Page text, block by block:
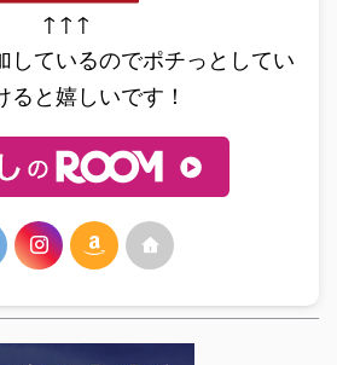
↑↑↑
しているのでポチっとしてい
ると嬉しいです！